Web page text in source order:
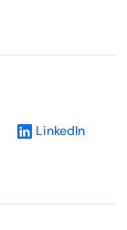
LinkedIn